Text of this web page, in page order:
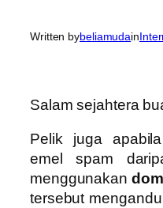
Written bybeliamudain
Salam sejahtera
Pelik juga
emel spam
menggunakan
tersebut